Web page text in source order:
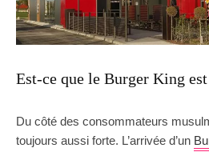
Est-ce que le Burger King
Du côté des consommateurs
toujours aussi forte. L’arrivée d’un